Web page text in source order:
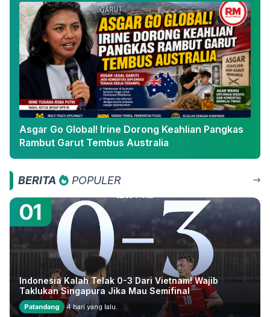
Asgar Go Global! Irine Dorong Keahlian Pangkas
Rambut Garut Tembus Australia
BERITA POPULER
01
Indonesia Kalah Telak 0-3 Dari Vietnam! Wajib
Taklukan Singapura Jika Mau Semifinal
Patandang 4 hari yang lalu